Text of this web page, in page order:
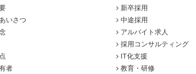
いさつ
者
新卒採用
中途採用
アルバイト求人
採用コンサルティング
IT化支援
教育・研修